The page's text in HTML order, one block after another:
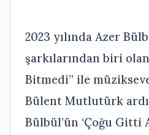
2023 yılında Azer
şarkılarından biri
Bitmedi” ile
Bülent Mutlutürk
Bülbül’ün ‘Çoğu Gitti